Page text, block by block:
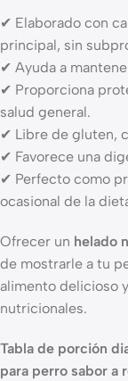
✔ Elaborado con
principal, sin
✔ Ayuda a
✔ Proporciona
salud general.
✔ Libre de gluten,
✔ Favorece una
✔ Perfecto como
ocasional de la
Ofrecer un helado
de mostrarle a tu
alimento delicioso
nutricionales.
Tabla de porción
para perro sabor a